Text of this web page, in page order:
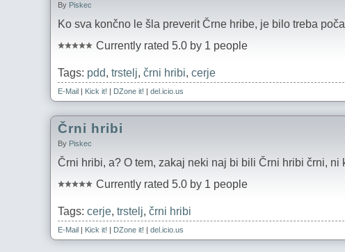
By Piskec
Ko sva končno le šla preverit Črne hribe, je bilo treba
Currently rated 5.0 by 1 people
Tags: pdd, trstelj, črni hribi, cerje
E-Mail | Kick it! | DZone it! | del.icio.us
Črni hribi
By Piskec
Črni hribi, a? O tem, zakaj neki naj bi bili Črni hribi črni,
Currently rated 5.0 by 1 people
Tags: cerje, trstelj, črni hribi
E-Mail | Kick it! | DZone it! | del.icio.us